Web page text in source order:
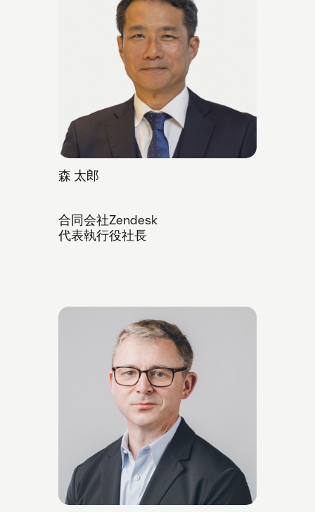
森 太郎
合同会社Zendesk
代表執行役社長